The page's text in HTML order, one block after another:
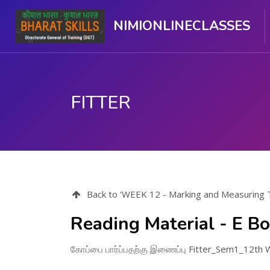
NIMIONLINECLASSES
FITTER
Back to 'WEEK 12 - Marking and
Reading Material - E
கோப்பை பார்ப்பதற்கு இணைப்பு Fitter_Sem1_12th